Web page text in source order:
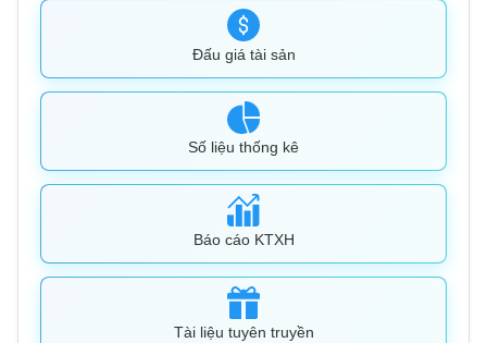
Đấu giá tài sản
Số liệu thống kê
Báo cáo KTXH
Tài liệu tuyên truyền